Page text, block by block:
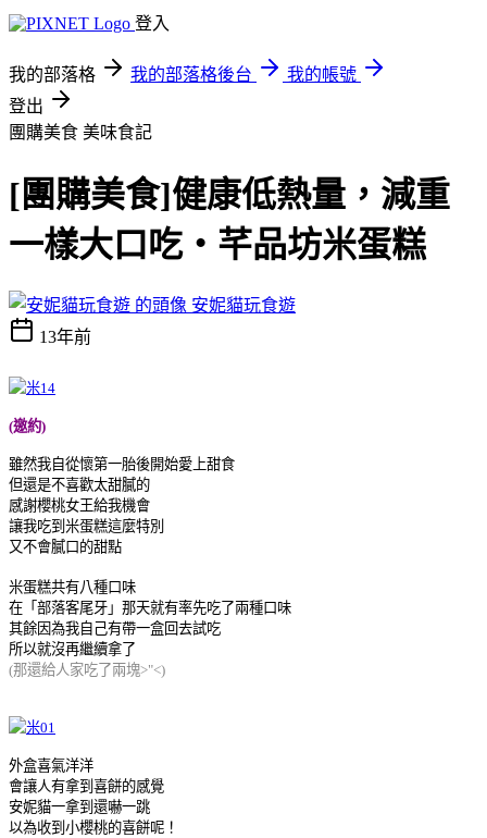
登入
我的部落格 我的部落格後台
我的帳號
登出
團購美食 美味食記
[團購美食]健康低熱量，減重
一樣大口吃‧芊品坊米蛋糕
安妮貓玩食遊
13年前
(邀約)
雖然我自從懷第一胎後開始愛上甜食
但還是不喜歡太甜膩的
感謝櫻桃女王給我機會
讓我吃到米蛋糕這麼特別
又不會膩口的甜點
米蛋糕共有八種口味
在「部落客尾牙」那天就有率先吃了兩種口味
其餘因為我自己有帶一盒回去試吃
所以就沒再繼續拿了
(那還給人家吃了兩塊>"<)
外盒喜氣洋洋
會讓人有拿到喜餅的感覺
安妮貓一拿到還嚇一跳
以為收到小櫻桃的喜餅呢！